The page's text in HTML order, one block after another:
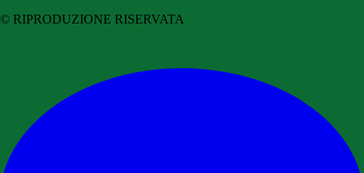
© RIPRODUZIONE RISERVATA